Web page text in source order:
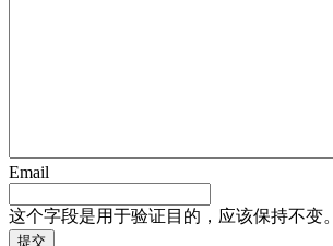
Email
这个字段是用于验证目的，应该保持不变。